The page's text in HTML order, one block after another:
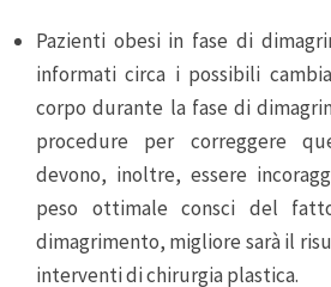
Pazienti obesi in fase di
informati circa i possibili
corpo durante la fase di
procedure per correggere
devono, inoltre, essere
peso ottimale consci del
dimagrimento, migliore sarà il
interventi di chirurgia plastica.